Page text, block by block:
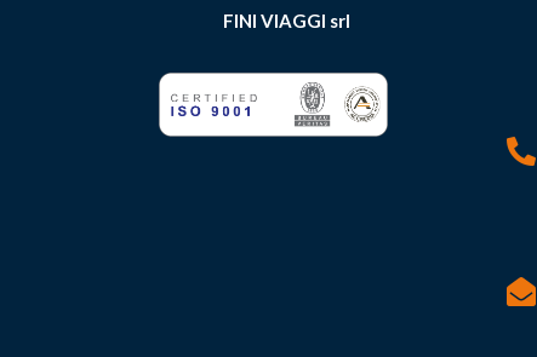
FINI VIAGGI srl

